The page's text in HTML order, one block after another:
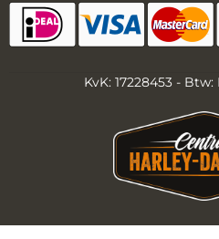
KvK: 17228453 - Btw: